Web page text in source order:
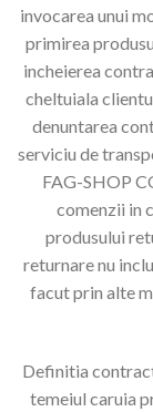
invocarea unui
primirea
incheierea
cheltuiala
denuntarea
serviciu de
FAG-SHOP
comenzii in
produsului
returnare nu
facut prin alte
Definitia
temeiul caruia